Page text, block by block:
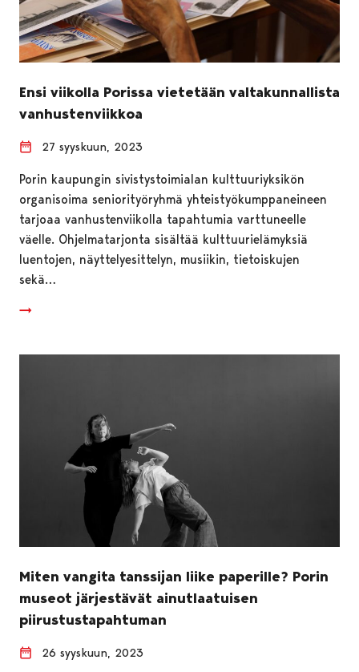
Ensi viikolla Porissa vietetään valtakunnallista
vanhustenviikkoa
27 syyskuun, 2023
Porin kaupungin sivistystoimialan kulttuuriyksikön
organisoima seniorityöryhmä yhteistyökumppaneineen
tarjoaa vanhustenviikolla tapahtumia varttuneelle
väelle. Ohjelmatarjonta sisältää kulttuurielämyksiä
luentojen, näyttelyesittelyn, musiikin, tietoiskujen
sekä…
Miten vangita tanssijan liike paperille? Porin
museot järjestävät ainutlaatuisen
piirustustapahtuman
26 syyskuun, 2023